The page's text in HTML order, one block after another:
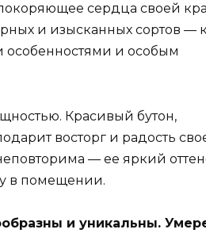
сердца своей
и изысканных сортов —
и особым
Красивый бутон,
восторг и радость
— ее яркий
в помещении.
и уникальны.